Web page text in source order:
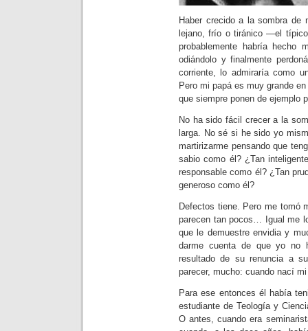
Haber crecido a la sombra
lejano, frío o tiránico —el
probablemente habría hecho
odiándolo y finalmente
corriente, lo admiraría como
Pero mi papá es muy grande
que siempre ponen de ejemplo
No ha sido fácil crecer a la
larga. No sé si he sido yo
martirizarme pensando que
sabio como él? ¿Tan
responsable como él? ¿Tan
generoso como él?
Defectos tiene. Pero me tomó
parecen tan pocos… Igual me
que le demuestre envidia y
darme cuenta de que yo
resultado de su renuncia a
parecer, mucho: cuando nací
Para ese entonces él había
estudiante de Teología y
O antes, cuando era